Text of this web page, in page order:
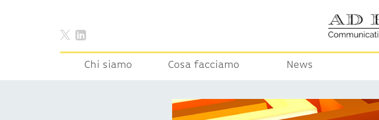
Chi siamo Cosa facciamo News